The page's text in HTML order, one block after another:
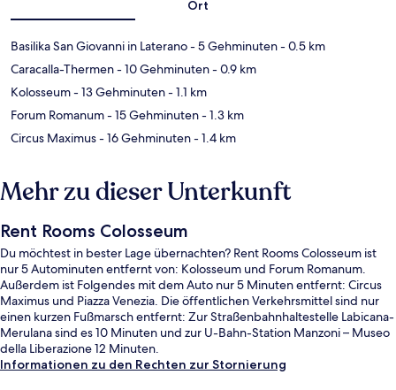
Ort
Basilika San Giovanni in Laterano- 5 Gehminuten- 0.5 km
Caracalla-Thermen- 10 Gehminuten- 0.9 km
Kolosseum- 13 Gehminuten- 1.1 km
Forum Romanum- 15 Gehminuten- 1.3 km
Circus Maximus- 16 Gehminuten- 1.4 km
Mehr zu dieser Unterkunft
Rent Rooms Colosseum
Du möchtest in bester Lage übernachten? Rent Rooms Colosseum ist
nur 5 Autominuten entfernt von: Kolosseum und Forum Romanum.
Außerdem ist Folgendes mit dem Auto nur 5 Minuten entfernt: Circus
Maximus und Piazza Venezia. Die öffentlichen Verkehrsmittel sind nur
einen kurzen Fußmarsch entfernt: Zur Straßenbahnhaltestelle Labicana-
Merulana sind es 10 Minuten und zur U-Bahn-Station Manzoni – Museo
della Liberazione 12 Minuten.
Informationen zu den Rechten zur Stornierung